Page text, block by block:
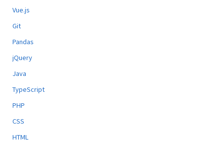
Vue.js
Git
Pandas
jQuery
Java
TypeScript
PHP
CSS
HTML